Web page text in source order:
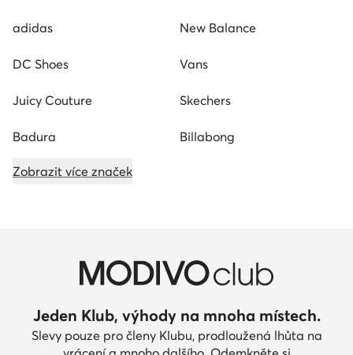
adidas New Balance
DC Shoes Vans
Juicy Couture Skechers
Badura Billabong
Zobrazit více značek
Jeden Klub, výhody na mnoha místech.
Slevy pouze pro členy Klubu, prodloužená lhůta na